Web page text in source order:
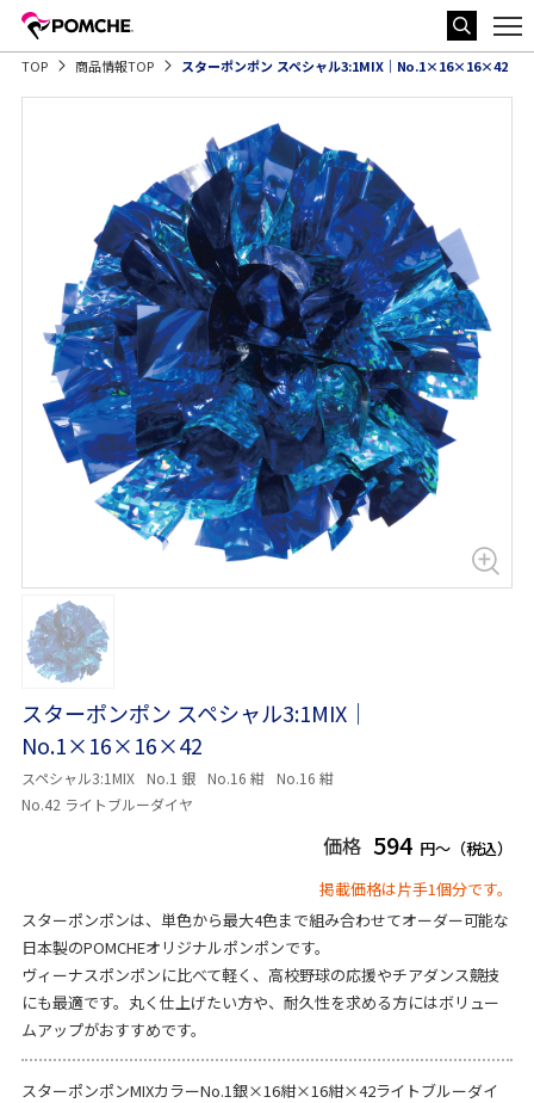
TOP 商品情報TOP スターポンポン スペシャル3:1MIX｜No.1×16×16×42
スターポンポン スペシャル3:1MIX｜
No.1×16×16×42
スペシャル3:1MIX No.1 銀 No.16 紺
No.16 紺
No.42 ライトブルーダイヤ
価格 594 円～（税込）
掲載価格は片手1個分です。
スターポンポンは、単色から最大4色まで組み合わせてオーダー可能な
日本製のPOMCHEオリジナルポンポンです。
ヴィーナスポンポンに比べて軽く、高校野球の応援やチアダンス競技
にも最適です。丸く仕上げたい方や、耐久性を求める方にはボリュー
ムアップがおすすめです。
スターポンポンMIXカラーNo.1銀×16紺×16紺×42ライトブルーダイ